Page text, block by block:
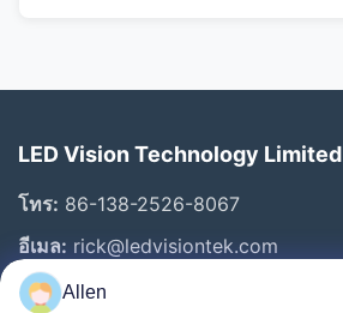
LED Vision Technology Limited
โทร: 86-138-2526-8067
อีเมล: rick@ledvisiontek.com
Allen